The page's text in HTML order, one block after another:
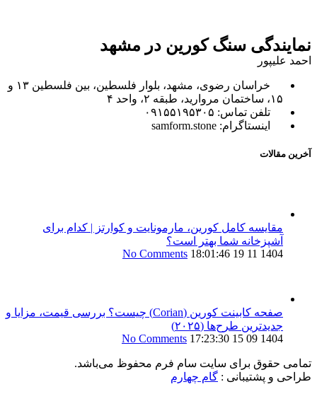
نمایندگی سنگ کورین در مشهد
احمد علیپور
خراسان رضوی، مشهد، بلوار فلسطین، بین فلسطین ۱۳ و
۱۵، ساختمان مروارید، طبقه ۲، واحد ۴
تلفن تماس: ۰۹۱۵۵۱۹۵۳۰۵
اینستاگرام: samform.stone
آخرین مقالات
مقایسه کامل کورین، مارمونایت و کوارتز | کدام برای
آشپزخانه شما بهتر است؟
1404 11 19 18:01:46
No Comments
صفحه کابینت کورین (Corian) چیست؟ بررسی قیمت، مزایا و
جدیدترین طرح‌ها (۲۰۲۵)
1404 09 15 17:23:30
No Comments
تمامی حقوق برای سایت سام فرم محفوظ می‌باشد.
طراحی و پشتیبانی : گام چهارم